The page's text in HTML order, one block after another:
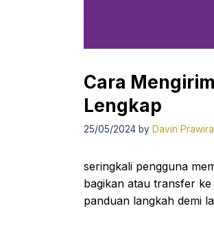
Cara
Lengkap
25/05/2024 by Davin Prawira
seringkali pengguna
bagikan atau transfer
panduan langkah demi